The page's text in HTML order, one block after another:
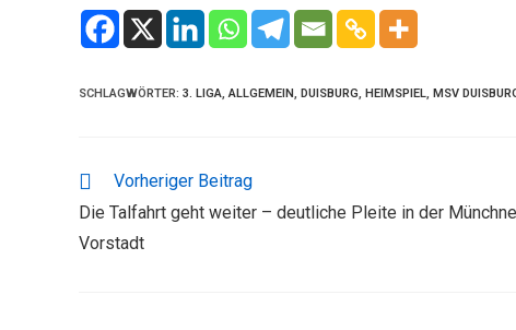
SCHLAGWÖRTER: 3. LIGA, ALLGEMEIN, DUISBURG, HEIMSPIEL, MSV
WEITERE
ANSEHEN
Vorheriger Beitrag
Die Talfahrt geht weiter – deutliche Pleite in der
Vorstadt